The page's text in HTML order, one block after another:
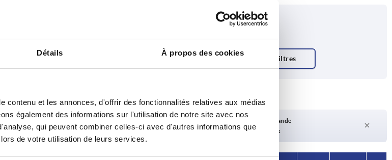
Détails À propos des cookies
contenu et les annonces, d'offrir des fonctionnalités relatives aux médias
également des informations sur l'utilisation de notre site avec nos
qui peuvent combiner celles-ci avec d'autres informations que
de votre utilisation de leurs services.
15 14
AGRANDIR LE TABLEAU
réguliers. La date
la finalisation de
Délai de livraison sur demande
4-20 jours
Actuellement pas en stock